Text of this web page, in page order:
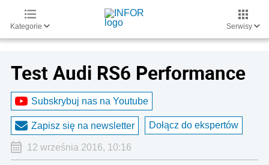
Kategorie Serwisy
Test Audi RS6 Performance
Subskrybuj nas na Youtube
Zapisz się na newsletter Dołącz do ekspertów
12 września 2016, 10:16